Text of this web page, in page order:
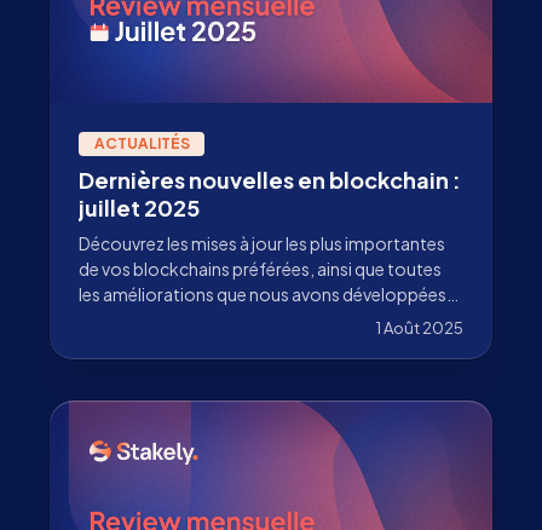
ACTUALITÉS
Dernières nouvelles en blockchain :
juillet 2025
Découvrez les mises à jour les plus importantes
de vos blockchains préférées, ainsi que toutes
les améliorations que nous avons développées
chez Stakely pour continuer à renforcer1 Août 2025